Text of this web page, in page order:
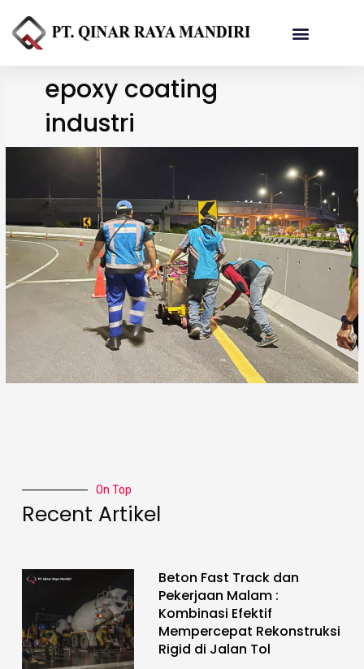
epoxy coating
industri
On Top
Recent Artikel
Beton Fast Track dan
Pekerjaan Malam :
Kombinasi Efektif
Mempercepat Rekonstruksi
Rigid di Jalan Tol